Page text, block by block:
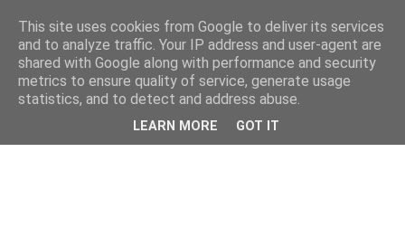
This site uses cookies from Google to deliver its services
and to analyze traffic. Your IP address and user-agent are
shared with Google along with performance and security
metrics to ensure quality of service, generate usage
statistics, and to detect and address abuse.
LEARN MORE GOT IT